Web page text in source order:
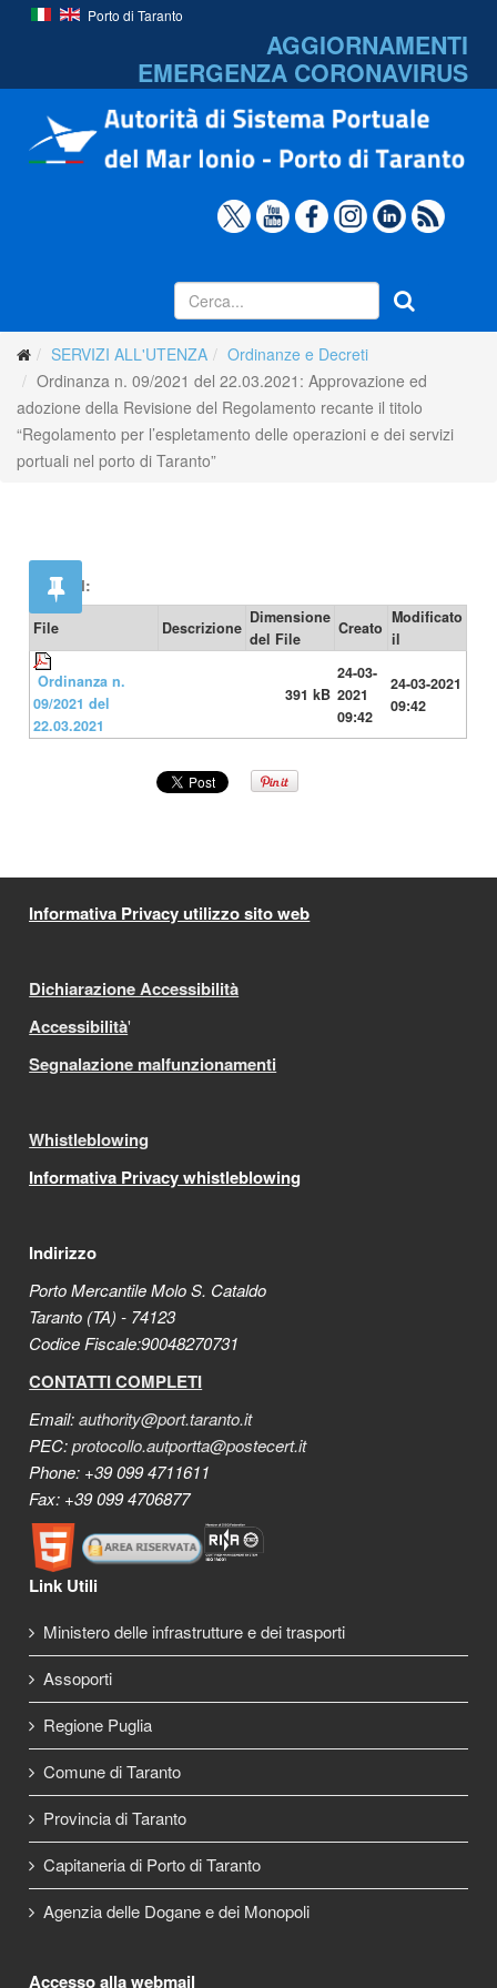
Porto di Taranto
AGGIORNAMENTI
EMERGENZA CORONAVIRUS
SERVIZI ALL'UTENZA
Ordinanze e Decreti
Ordinanza n. 09/2021 del 22.03.2021: Approvazione ed
adozione della Revisione del Regolamento recante il titolo
“Regolamento per l’espletamento delle operazioni e dei servizi
portuali nel porto di Taranto”
Allegati:
File Descrizione
Dimensione
del File
Creato
Modificato
il
Ordinanza n.
09/2021 del
22.03.2021
391 kB
24-03-
2021
09:42
24-03-2021
09:42
Informativa Privacy utilizzo sito web
Dichiarazione Accessibilità
Accessibilità'
Segnalazione malfunzionamenti
Whistleblowing
Informativa Privacy whistleblowing
Indirizzo
Porto Mercantile Molo S. Cataldo
Taranto (TA) - 74123
Codice Fiscale:90048270731
CONTATTI COMPLETI
Email:authority@port.taranto.it
PEC:protocollo.autportta@postecert.it
Phone: +39 099 4711611
Fax: +39 099 4706877
Link Utili
Ministero delle infrastrutture e dei trasporti
Assoporti
Regione Puglia
Comune di Taranto
Provincia di Taranto
Capitaneria di Porto di Taranto
Agenzia delle Dogane e dei Monopoli
Accesso alla webmail